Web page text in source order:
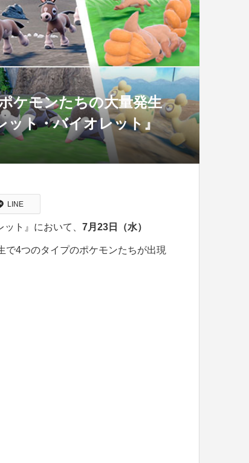
ケモンたちの大量発生
ット・バイオレット』
LINE
ト』において、 7月23日（水）
で4つのタイプのポケモンたちが出現